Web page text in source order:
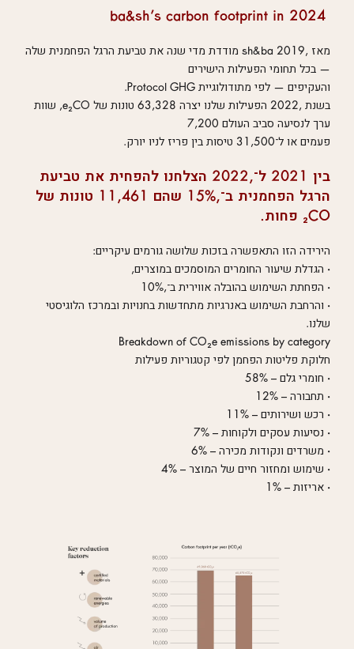
ba&sh’s carbon footprint in 2024
מאז ,2019 sh&ba מודדת מדי שנה את טביעת הרגל הפחמנית שלה
— בכל תחומי הפעילות הישירים
והעקיפים — לפי מתודולוגיית Protocol GHG.
בשנת ,2022 הפעילות שלנו יצרה 63,328 טונות של e₂CO, שוות
ערך לנסיעה סביב העולם 7,200
פעמים או ל־31,500 טיסות בין פריז לניו יורק.
בין 2021 ל־,2022 הצלחנו להפחית את טביעת
הרגל הפחמנית ב־,15% שהם 11,461 טונות של
₂CO פחות.
הירידה הזו התאפשרה בזכות שלושה גורמים עיקריים:
• הגדלת שיעור החומרים המוסמכים במוצרים,
• הפחתת השימוש בהובלה אווירית ב־,10%
• והרחבת השימוש באנרגיות מתחדשות בחנויות ובמרכז הלוגיסטי
שלנו.
Breakdown of CO₂e emissions by category
חלוקת פליטות הפחמן לפי קטגוריות פעילות
• חומרי גלם – 58%
• תחבורה – 12%
• רכש ושירותים – 11%
• נסיעות עסקים ולקוחות – 7%
• משרדים ונקודות מכירה – 6%
• שימוש ומחזור חיים של המוצר – 4%
• אריזות – 1%